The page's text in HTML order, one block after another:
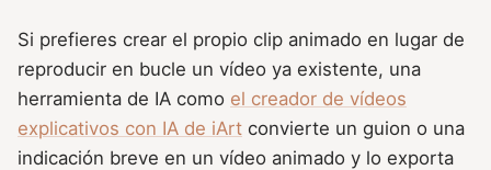
Si prefieres crear el propio clip animado en lugar de
reproducir en bucle un vídeo ya existente, una
herramienta de IA como el creador de vídeos
explicativos con IA de iArt convierte un guion o una
indicación breve en un vídeo animado y lo exporta